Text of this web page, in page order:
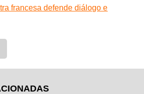
francesa defende diálogo e